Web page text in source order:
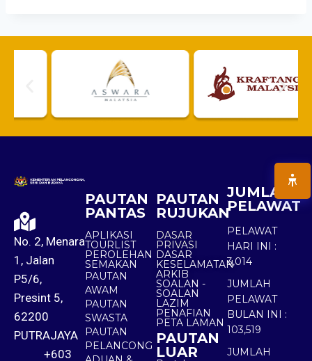
No. 2, Menara
1, Jalan
P5/6,
Presint 5,
62200
PUTRAJAYA
+603
PAUTAN
PANTAS
APLIKASI
TOURLIST
PEROLEHAN
SEMAKAN
PAUTAN
AWAM
PAUTAN
SWASTA
PAUTAN
PELANCONG
PAUTAN
RUJUKAN
DASAR
PRIVASI
DASAR
KESELAMATAN
ARKIB
SOALAN -
SOALAN
LAZIM
PENAFIAN
PETA LAMAN
PAUTAN
LUAR
JUMLAH
PELAWAT
PELAWAT
HARI INI :
3,014
JUMLAH
PELAWAT
BULAN INI :
103,519
JUMLAH